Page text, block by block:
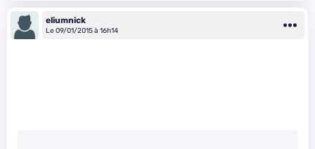
eliumnick
Le 09/01/2015 à 16h14